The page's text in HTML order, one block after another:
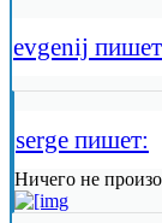
evgenij
serge пишет:
Ничего не